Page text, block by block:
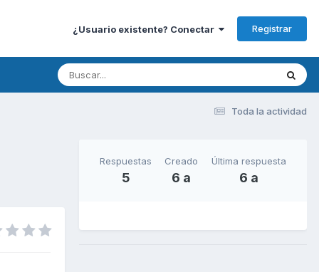
¿Usuario existente? Conectar Registrar
Toda la actividad
Respuestas
5
Creado
6 a
Última respuesta
6 a